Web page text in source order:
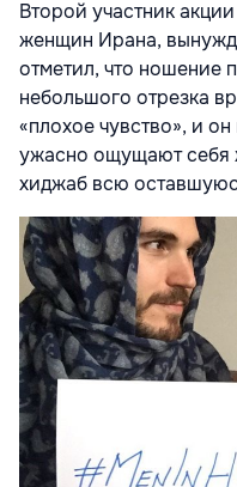
Второй участник
женщин Ирана,
отметил, что ношение
небольшого отрезка
«плохое чувство», и
ужасно ощущают себя
хиджаб всю